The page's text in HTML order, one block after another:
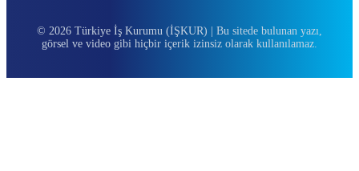
© 2026 Türkiye İş Kurumu (İŞKUR) | Bu sitede bulunan yazı,
görsel ve video gibi hiçbir içerik izinsiz olarak kullanılamaz.